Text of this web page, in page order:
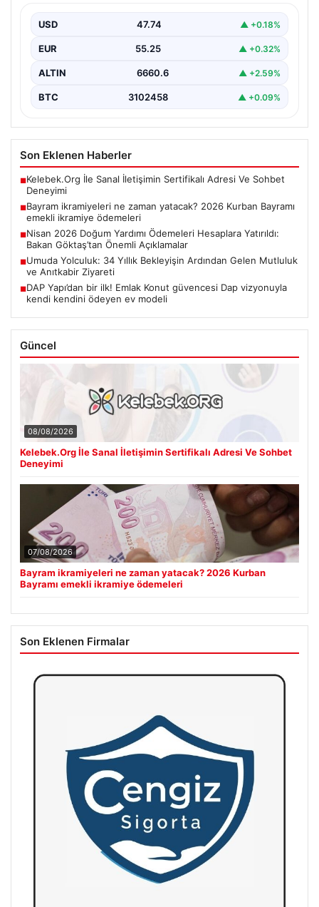
USD 47.74 ▲ +0.18%
EUR 55.25 ▲ +0.32%
ALTIN 6660.6 ▲ +2.59%
BTC 3102458 ▲ +0.09%
Son Eklenen Haberler
■Kelebek.Org İle Sanal İletişimin Sertifikalı Adresi Ve Sohbet
Deneyimi
■Bayram ikramiyeleri ne zaman yatacak? 2026 Kurban Bayramı
emekli ikramiye ödemeleri
■Nisan 2026 Doğum Yardımı Ödemeleri Hesaplara Yatırıldı:
Bakan Göktaş’tan Önemli Açıklamalar
■Umuda Yolculuk: 34 Yıllık Bekleyişin Ardından Gelen Mutluluk
ve Anıtkabir Ziyareti
■DAP Yapı’dan bir ilk! Emlak Konut güvencesi Dap vizyonuyla
kendi kendini ödeyen ev modeli
Güncel
08/08/2026
Kelebek.Org İle Sanal İletişimin Sertifikalı Adresi Ve Sohbet
Deneyimi
07/08/2026
Bayram ikramiyeleri ne zaman yatacak? 2026 Kurban
Bayramı emekli ikramiye ödemeleri
Son Eklenen Firmalar